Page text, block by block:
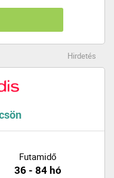
Hirdetés
Futamidő
36 - 84 hó